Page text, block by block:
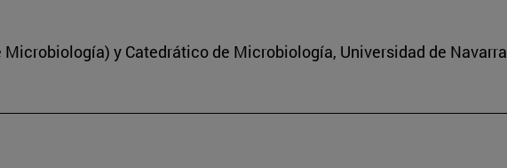
y Catedrático de Microbiología, Universidad de Navarra